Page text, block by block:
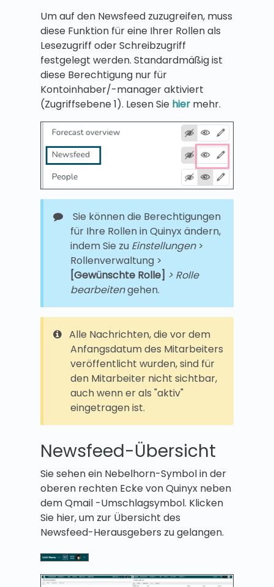
Um auf den Newsfeed zuzugreifen, muss
diese Funktion für eine Ihrer Rollen als
Lesezugriff oder Schreibzugriff
festgelegt werden. Standardmäßig ist
diese Berechtigung nur für
Kontoinhaber/-manager aktiviert
(Zugriffsebene 1). Lesen Sie hier mehr.
Sie können die Berechtigungen
für Ihre Rollen in Quinyx ändern,
indem Sie zu Einstellungen>
Rollenverwaltung >
[Gewünschte Rolle] > Rolle
bearbeitengehen.
Alle Nachrichten, die vor dem
Anfangsdatum des Mitarbeiters
veröffentlicht wurden, sind für
den Mitarbeiter nicht sichtbar,
auch wenn er als "aktiv"
eingetragen ist.
Newsfeed-Übersicht
Sie sehen ein Nebelhorn-Symbol in der
oberen rechten Ecke von Quinyx neben
dem Qmail -Umschlagsymbol. Klicken
Sie hier, um zur Übersicht des
Newsfeed-Herausgebers zu gelangen.